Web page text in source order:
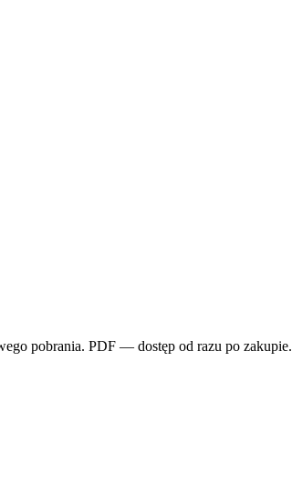
pobrania. PDF — dostęp od razu po zakupie.